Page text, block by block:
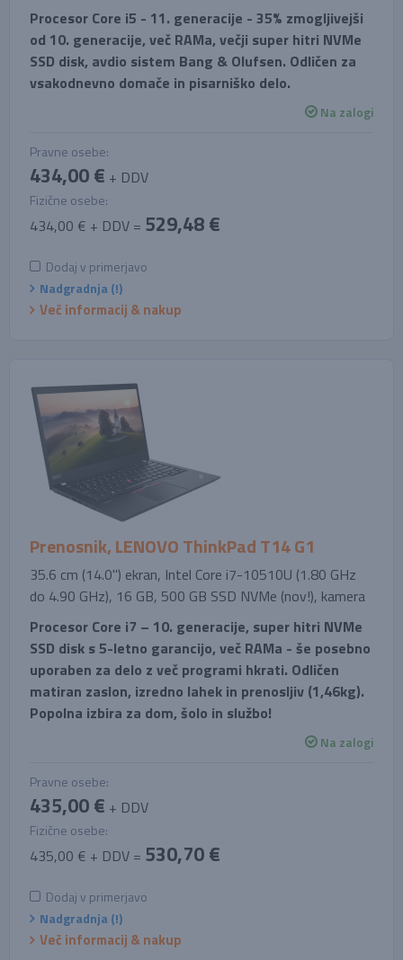
Procesor Core i5 - 11. generacije - 35% zmogljivejši
od 10. generacije, več RAMa, večji super hitri NVMe
SSD disk, avdio sistem Bang & Olufsen. Odličen za
vsakodnevno domače in pisarniško delo.
Na zalogi
Pravne osebe:
434,00 € + DDV
Fizične osebe:
434,00 € + DDV = 529,48 €
Dodaj v primerjavo
Nadgradnja (!)
Več informacij & nakup
Prenosnik, LENOVO ThinkPad T14 G1
35.6 cm (14.0'') ekran, Intel Core i7-10510U (1.80 GHz
do 4.90 GHz), 16 GB, 500 GB SSD NVMe (nov!), kamera
Procesor Core i7 – 10. generacije, super hitri NVMe
SSD disk s 5-letno garancijo, več RAMa - še posebno
uporaben za delo z več programi hkrati. Odličen
matiran zaslon, izredno lahek in prenosljiv (1,46kg).
Popolna izbira za dom, šolo in službo!
Na zalogi
Pravne osebe:
435,00 € + DDV
Fizične osebe:
435,00 € + DDV = 530,70 €
Dodaj v primerjavo
Nadgradnja (!)
Več informacij & nakup